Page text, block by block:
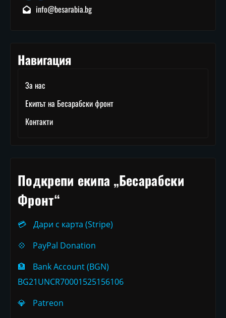
info@besarabia.bg
Навигация
За нас
Екипът на Бесарабски фронт
Контакти
Подкрепи екипа „Бесарабски
Фронт“
💳
Дари с карта (Stripe)
💠
PayPal Donation
🏦
Bank Account (BGN)
BG21UNCR70001525156106
💎
Patreon